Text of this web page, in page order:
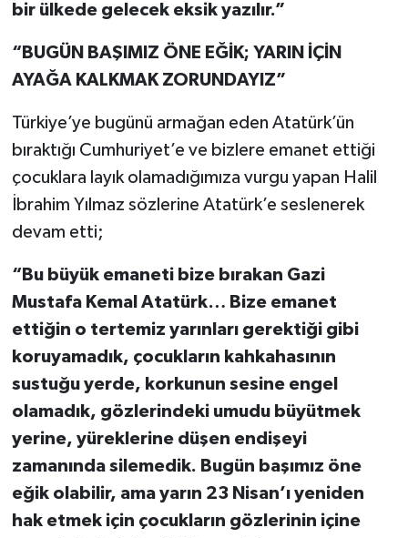
bir ülkede gelecek eksik yazılır.”
“BUGÜN BAŞIMIZ ÖNE EĞİK; YARIN İÇİN
AYAĞA KALKMAK ZORUNDAYIZ”
Türkiye’ye bugünü armağan eden Atatürk’ün
bıraktığı Cumhuriyet’e ve bizlere emanet ettiği
çocuklara layık olamadığımıza vurgu yapan Halil
İbrahim Yılmaz sözlerine Atatürk’e seslenerek
devam etti;
“Bu büyük emaneti bize bırakan Gazi
Mustafa Kemal Atatürk… Bize emanet
ettiğin o tertemiz yarınları gerektiği gibi
koruyamadık, çocukların kahkahasının
sustuğu yerde, korkunun sesine engel
olamadık, gözlerindeki umudu büyütmek
yerine, yüreklerine düşen endişeyi
zamanında silemedik. Bugün başımız öne
eğik olabilir, ama yarın 23 Nisan’ı yeniden
hak etmek için çocukların gözlerinin içine